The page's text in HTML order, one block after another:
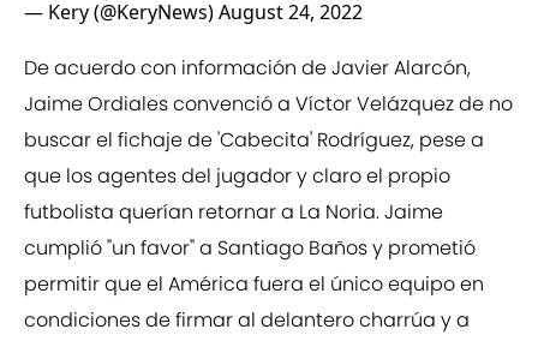
— Kery (@KeryNews)August 24, 2022
De acuerdo con información de Javier Alarcón,
Jaime Ordiales convenció a Víctor Velázquez de no
buscar el fichaje de 'Cabecita' Rodríguez, pese a
que los agentes del jugador y claro el propio
futbolista querían retornar a La Noria. Jaime
cumplió "un favor" a Santiago Baños y prometió
permitir que el América fuera el único equipo en
condiciones de firmar al delantero charrúa y a